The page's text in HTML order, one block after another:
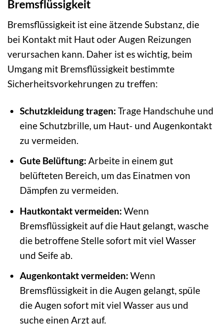
Bremsflüssigkeit
Bremsflüssigkeit ist eine ätzende Substanz, die
bei Kontakt mit Haut oder Augen Reizungen
verursachen kann. Daher ist es wichtig, beim
Umgang mit Bremsflüssigkeit bestimmte
Sicherheitsvorkehrungen zu treffen:
Schutzkleidung tragen: Trage Handschuhe und
eine Schutzbrille, um Haut- und Augenkontakt
zu vermeiden.
Gute Belüftung: Arbeite in einem gut
belüfteten Bereich, um das Einatmen von
Dämpfen zu vermeiden.
Hautkontakt vermeiden: Wenn
Bremsflüssigkeit auf die Haut gelangt, wasche
die betroffene Stelle sofort mit viel Wasser
und Seife ab.
Augenkontakt vermeiden: Wenn
Bremsflüssigkeit in die Augen gelangt, spüle
die Augen sofort mit viel Wasser aus und
suche einen Arzt auf.